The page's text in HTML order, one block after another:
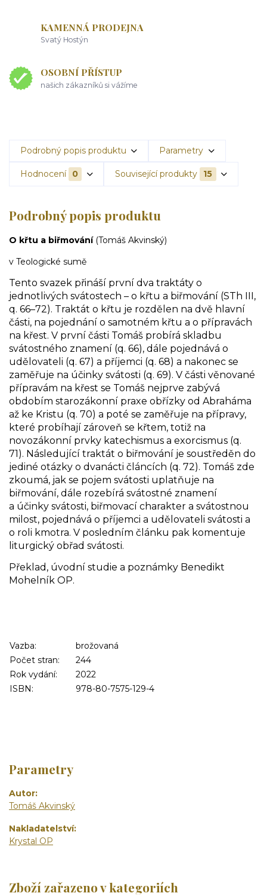
KAMENNÁ PRODEJNA
Svatý Hostýn
OSOBNÍ PŘÍSTUP
našich zákazníků si vážíme
Podrobný popis produktu Parametry
Hodnocení 0 Související produkty 15
Podrobný popis produktu
O křtu a biřmování (Tomáš Akvinský)
v Teologické sumě
Tento svazek přináší první dva traktáty o
jednotlivých svátostech – o křtu a biřmování (STh III,
q. 66–72). Traktát o křtu je rozdělen na dvě hlavní
části, na pojednání o samotném křtu a o přípravách
na křest. V první části Tomáš probírá skladbu
svátostného znamení (q. 66), dále pojednává o
udělovateli (q. 67) a příjemci (q. 68) a nakonec se
zaměřuje na účinky svátosti (q. 69). V části věnované
přípravám na křest se Tomáš nejprve zabývá
obdobím starozákonní praxe obřízky od Abraháma
až ke Kristu (q. 70) a poté se zaměřuje na přípravy,
které probíhají zároveň se křtem, totiž na
novozákonní prvky katechismus a exorcismus (q.
71). Následující traktát o biřmování je soustředěn do
jediné otázky o dvanácti článcích (q. 72). Tomáš zde
zkoumá, jak se pojem svátosti uplatňuje na
biřmování, dále rozebírá svátostné znamení
a účinky svátosti, biřmovací charakter a svátostnou
milost, pojednává o příjemci a udělovateli svátosti a
o roli kmotra. V posledním článku pak komentuje
liturgický obřad svátosti.
Překlad, úvodní studie a poznámky Benedikt
Mohelník OP.
Vazba:
brožovaná
Počet stran:
244
Rok vydání:
2022
ISBN:
978-80-7575-129-4
Parametry
Autor
Tomáš Akvinský
Nakladatelství
Krystal OP
Zboží zařazeno v kategoriích